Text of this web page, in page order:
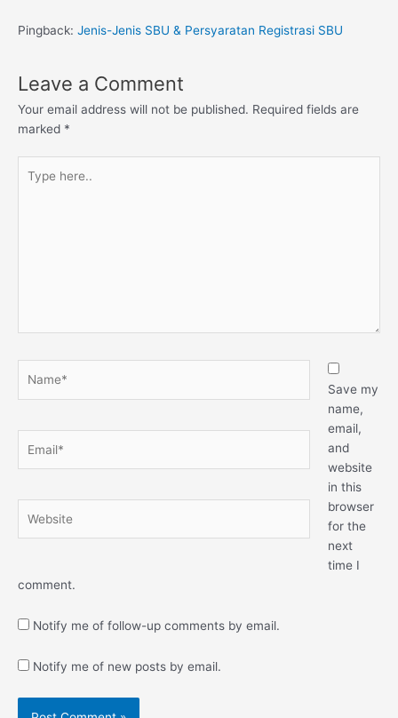
Pingback: Jenis-Jenis SBU & Persyaratan Registrasi SBU
Leave a Comment
Your email address will not be published. Required fields are
marked *
here..
Save my
name,
email,
and
website
in this
browser
for the
next
time I
comment.
Notify me of follow-up comments by email.
Notify me of new posts by email.